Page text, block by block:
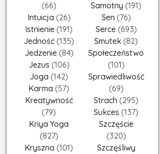
(66)
Intuicja (26)
Istnienie (191)
Jedność (135)
Jedzenie (84)
Jezus (106)
Joga (142)
Karma (57)
Kreatywność
(79)
Kriya Yoga
(827)
Kryszna (101)
Samotny (191)
Sen (76)
Serce (693)
Smutek (82)
Społeczeństwo
(101)
Sprawiedliwość
(69)
Strach (295)
Sukces (137)
Szczęście
(320)
Szczęśliwy